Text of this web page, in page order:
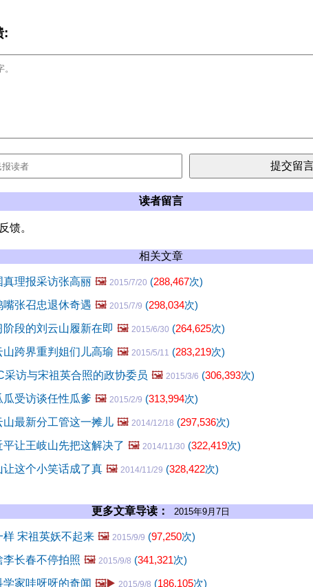
:
读者留言
馈。
相关文章
真理报采访张高丽 🖼️ 2015/7/20 (288,467次)
张召忠退休奇遇 🖼️ 2015/7/9 (298,034次)
段的刘云山履新在即 🖼️ 2015/6/30 (264,625次)
跨界重判姐们儿高瑜 🖼️ 2015/5/11 (283,219次)
采访与宋祖英合照的政协委员 🖼️ 2015/3/6 (306,393次)
受访谈任性瓜爹 🖼️ 2015/2/9 (313,994次)
山最新分工管这一摊儿 🖼️ 2014/12/18 (297,536次)
让王岐山先把这解决了 🖼️ 2014/11/30 (322,419次)
让这个小笑话成了真 🖼️ 2014/11/29 (328,422次)
更多文章导读： 2015年9月7日
样 宋祖英妖不起来 🖼️ 2015/9/9 (97,250次)
长春不停拍照 🖼️ 2015/9/8 (341,321次)
家哇呀呀的奇闻 🖼️▶️ 2015/9/8 (186,105次)